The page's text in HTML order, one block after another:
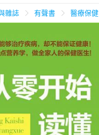
美食蛋糕 養生保健
3C家電 運動休閒
男裝 化妝保養
雜誌 有聲書 醫療保健